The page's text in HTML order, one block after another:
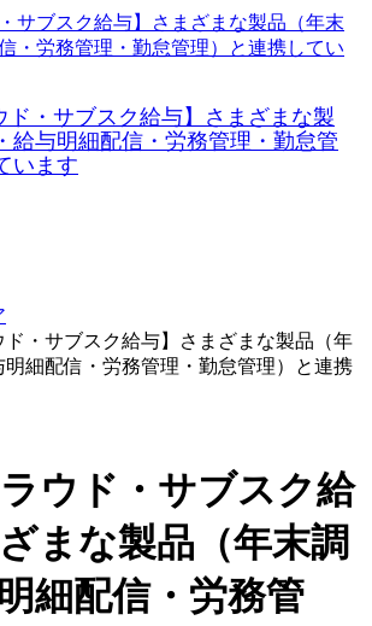
ド・サブスク給与】さまざまな製品（年
明細配信・労務管理・勤怠管理）と連携
ラウド・サブスク給
まな製品（年末調
細配信・労務管